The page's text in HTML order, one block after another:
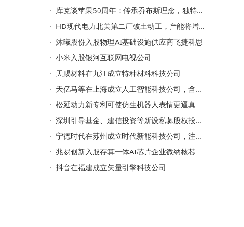
库克谈苹果50周年：传承乔布斯理念，独特模式铸就跨越世纪活力
HD现代电力北美第二厂破土动工，产能将增50%且年增营收约2000亿韩元
沐曦股份入股物理AI基础设施供应商飞捷科思
小米入股银河互联网电视公司
天赐材料在九江成立特种材料科技公司
天亿马等在上海成立人工智能科技公司，含机器人业务
松延动力新专利可使仿生机器人表情更逼真
深圳引导基金、建信投资等新设私募股权投资基金，出资额70亿
宁德时代在苏州成立时代新能科技公司，注册资本20亿
兆易创新入股存算一体AI芯片企业微纳核芯
抖音在福建成立矢量引擎科技公司